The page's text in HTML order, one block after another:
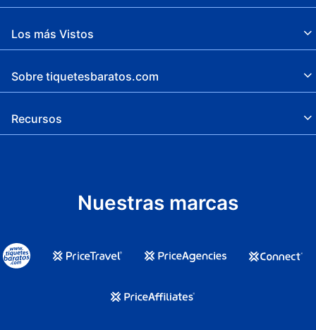
Los más Vistos
Sobre tiquetesbaratos.com
Recursos
Nuestras marcas